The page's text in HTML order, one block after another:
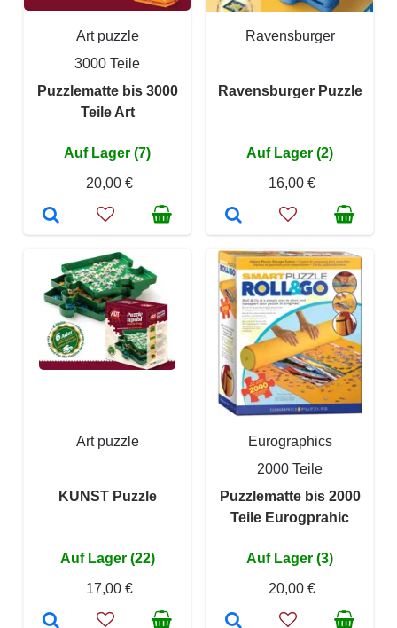
Art puzzle
3000 Teile
Puzzlematte bis 3000
Teile Art
Auf Lager (7)
20,00 €
Ravensburger
Ravensburger Puzzle
Auf Lager (2)
16,00 €
Art puzzle
KUNST Puzzle
Auf Lager (22)
17,00 €
Eurographics
2000 Teile
Puzzlematte bis 2000
Teile Eurogprahic
Auf Lager (3)
20,00 €